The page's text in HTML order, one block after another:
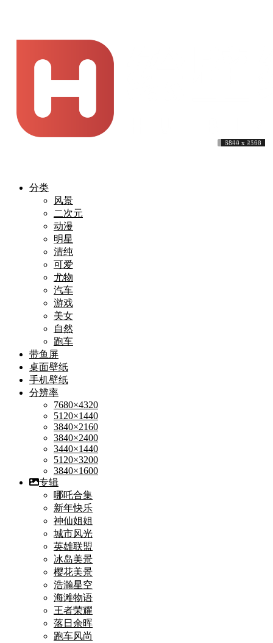
分类
风景
二次元
动漫
明星
清纯
可爱
尤物
汽车
游戏
美女
自然
跑车
带鱼屏
桌面壁纸
手机壁纸
分辨率
7680×4320
5120×1440
3840×2160
3840×2400
3440×1440
5120×3200
3840×1600
专辑
哪吒合集
新年快乐
神仙姐姐
城市风光
英雄联盟
冰岛美景
樱花美景
浩瀚星空
海滩物语
王者荣耀
落日余晖
跑车风尚
6586 x 3300
10284 x 6200
3840 x 2160
3840 x 2400
3888 x 2592
5184 x 3556
9240 x 5314
4093 x 3182
3941 x 2500
5513 x 3683
3840 x 2160
3860 x 2263
4050 x 2160
3840 x 2160
3840 x 2160
3840 x 2160
3840 x 2160
3840 x 2160
4096 x 2858
3840 x 2160
3840 x 2304
3840 x 2160
3840 x 2160
6894 x 4598